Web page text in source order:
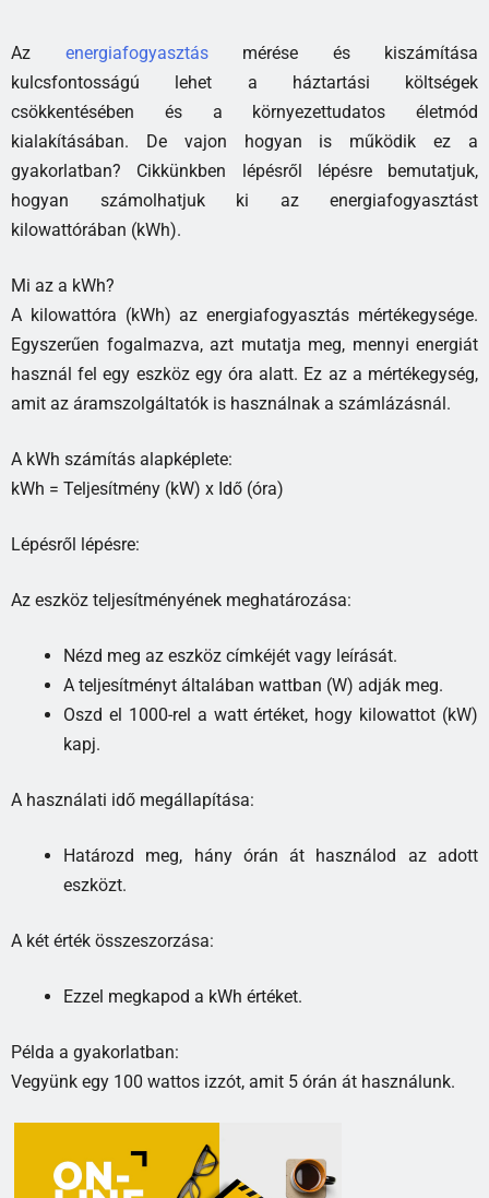
Az energiafogyasztásmérése és kiszámítása
kulcsfontosságú lehet a háztartási költségek
csökkentésében és a környezettudatos életmód
kialakításában. De vajon hogyan is működik ez a
gyakorlatban? Cikkünkben lépésről lépésre bemutatjuk,
hogyan számolhatjuk ki az energiafogyasztást
kilowattórában (kWh).
Mi az a kWh?
A kilowattóra (kWh) az energiafogyasztás mértékegysége.
Egyszerűen fogalmazva, azt mutatja meg, mennyi energiát
használ fel egy eszköz egy óra alatt. Ez az a mértékegység,
amit az áramszolgáltatók is használnak a számlázásnál.
A kWh számítás alapképlete:
kWh = Teljesítmény (kW) x Idő (óra)
Lépésről lépésre:
Az eszköz teljesítményének meghatározása:
Nézd meg az eszköz címkéjét vagy leírását.
A teljesítményt általában wattban (W) adják meg.
Oszd el 1000-rel a watt értéket, hogy kilowattot (kW)
kapj.
A használati idő megállapítása:
Határozd meg, hány órán át használod az adott
eszközt.
A két érték összeszorzása:
Ezzel megkapod a kWh értéket.
Példa a gyakorlatban:
Vegyünk egy 100 wattos izzót, amit 5 órán át használunk.